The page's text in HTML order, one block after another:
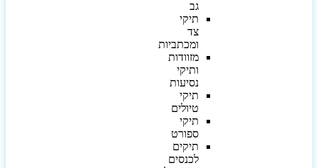
תיקי
ומכתביות
מזוודות
ותיקי
נסיעות
תיקי
טיולים
תיקי
ספורט
תיקים
לכנסים